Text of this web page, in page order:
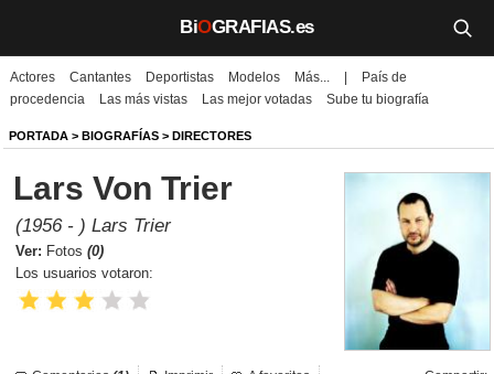
BiOGRAFIAS.es
Biografías
Películas
TV
Música
Un día como hoy
Actores Cantantes Deportistas Modelos Más...
País de
procedencia
Las más vistas Las mejor votadas Sube tu biografía
PORTADA > BIOGRAFÍAS > DIRECTORES
Lars Von Trier
(1956 - ) Lars Trier
Ver: Fotos (0)
Los usuarios votaron: